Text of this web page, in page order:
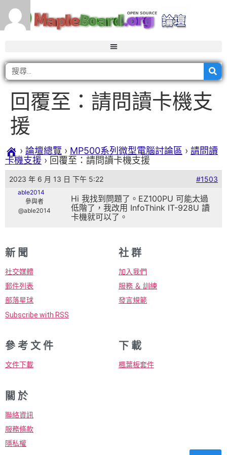
回覆至：請問讀卡機支
援
› 論壇總覽 › MP500系列微型電腦討論區 › 請問讀
卡機支援 › 回覆至：請問讀卡機支援
2023 年 6 月 13 日 下午 5:22 #1503
able2014
參與者
@able2014
Hi 我找到問題了。EZ100PU 可能太過
低階了，我改用 InfoThink IT-928U 讀
卡機就可以了。
新 聞
社交媒體
郵件列表
部落星球
Subscribe with RSS
社 群
加入我們
服務 ＆ 訓練
發言規範
參 考 文 件
文件下載
下 載
楓葉板套件
關 於
聯絡資訊
服務條款
隱私權